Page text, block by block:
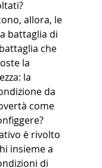
allora, le
battaglia di
che
la
la
da
come
è rivolto
insieme a
di